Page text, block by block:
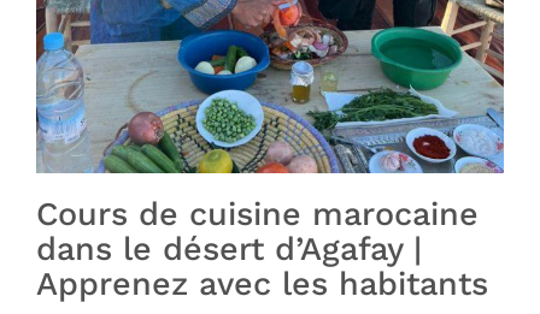
Cours de cuisine marocaine
dans le désert d’Agafay |
Apprenez avec les habitants